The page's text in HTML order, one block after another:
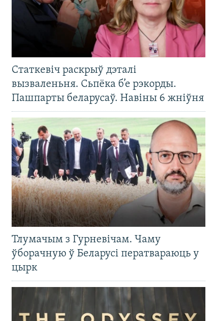
Статкевіч раскрыў дэталі
вызваленьня. Сьпёка б’е рэкорды.
Пашпарты беларусаў. Навіны 6 жніўня
Тлумачым з Гурневічам. Чаму
ўборачную ў Беларусі ператвараюць у
цырк